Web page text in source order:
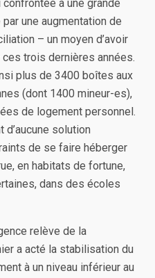
à une grande
une augmentation de
– un moyen d’avoir
trois dernières années.
plus de 3400 boîtes aux
(dont 1400 mineur-es),
de logement personnel.
d’aucune solution
de se faire héberger
en habitats de fortune,
dans des écoles
relève de la
a acté la stabilisation du
à un niveau inférieur au